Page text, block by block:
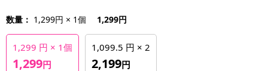
数量： 1,299円 × 1個 1,299円
1,299 円 × 1個
1,299円
1,099.5 円 × 2
2,199円